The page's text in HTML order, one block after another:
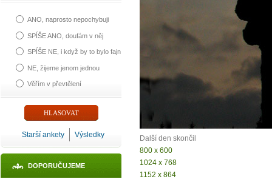
ANO, naprosto nepochybuji
SPÍŠE ANO, doufám v něj
SPÍŠE NE, i když by to bylo fajn
NE, žijeme jenom jednou
Věřím v převtělení
Starší ankety Výsledky
DOPORUČUJEME
Další den skončil
800 x 600
1024 x 768
1152 x 864